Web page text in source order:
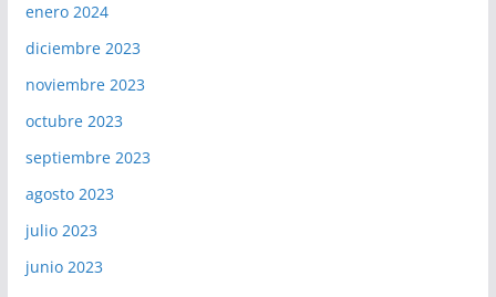
enero 2024
diciembre 2023
noviembre 2023
octubre 2023
septiembre 2023
agosto 2023
julio 2023
junio 2023